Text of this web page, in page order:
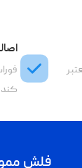
کند
فلش